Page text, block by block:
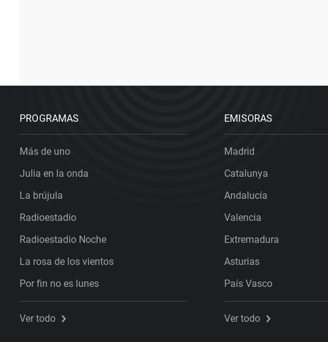
PROGRAMAS
Más de uno
Julia en la onda
La brújula
Radioestadio
Radioestadio Noche
La rosa de los vientos
Por fin no es lunes
Ver todo
EMISORAS
Madrid
Catalunya
Andalucía
Valencia
Extremadura
Asturias
País Vasco
Ver todo